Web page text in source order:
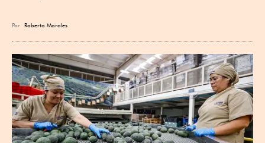
Por Roberto Morales